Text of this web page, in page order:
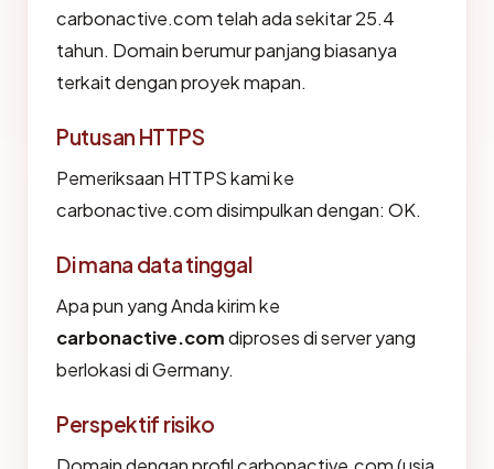
carbonactive.com telah ada sekitar 25.4
tahun. Domain berumur panjang biasanya
terkait dengan proyek mapan.
Putusan HTTPS
Pemeriksaan HTTPS kami ke
carbonactive.com disimpulkan dengan: OK.
Di mana data tinggal
Apa pun yang Anda kirim ke
carbonactive.comdiproses di server yang
berlokasi di Germany.
Perspektif risiko